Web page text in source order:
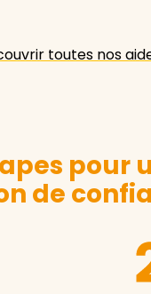
toutes nos
pour
de